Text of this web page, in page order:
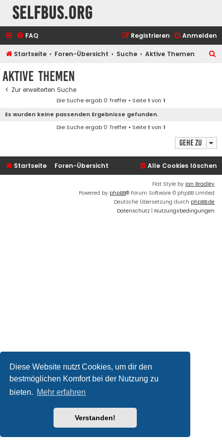
Diese Website nutzt Cookies, um dir den
bestmöglichen Komfort bei der Nutzung zu
bieten. Mehr erfahren
Verstanden!
selfbus.org
FAQ Anmelden
Registrieren
Startseite Foren-Übersicht Suche Aktive Themen
Aktive Themen
Zur erweiterten Suche
Die Suche ergab 0 Treffer • Seite1 von 1
Es wurden keine passenden Ergebnisse gefunden.
Die Suche ergab 0 Treffer • Seite1 von 1
Gehe zu
Startseite Foren-Übersicht Alle Cookies löschen
Flat Style by Ian Bradley
Powered by phpBB® Forum Software © phpBB Limited
Deutsche Übersetzung durch phpBB.de
Datenschutz | Nutzungsbedingungen